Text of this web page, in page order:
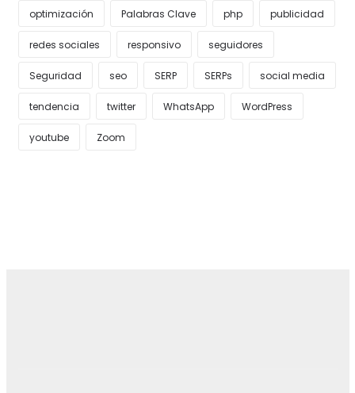
optimización Palabras Clave php publicidad
redes sociales responsivo seguidores
Seguridad seo SERP SERPs social media
tendencia twitter WhatsApp WordPress
youtube Zoom